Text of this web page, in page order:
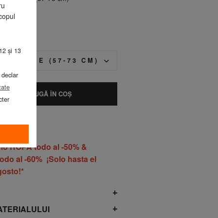
MEDIE (57-73 CM)
ADAUGĂ ÎN COŞ
ROPA todo al -50% &
al -60% ¡Solo hasta el
și 13
declar